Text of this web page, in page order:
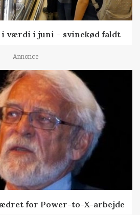
i værdi i juni – svinekød faldt
Annonce
for Power-to-X-arbejde